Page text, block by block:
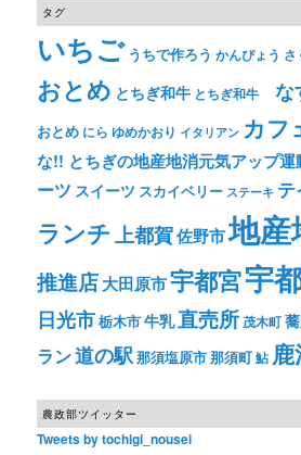
タグ
いちご うちで作ろう かんぴょう さ
おとめ とちぎ和牛 とちぎ和牛 な
おとめ にら ゆめかおり イタリアン カフ
な!! とちぎの地産地消元気アップ運
ーツ スイーツ スカイベリー ステーキ テ
ランチ上都賀佐野市地産
推進店大田原市宇都宮宇
日光市栃木市牛乳直売所 茂木町
ラン道の駅那須塩原市那須町鮎
農政部ツイッター
Tweets by tochigi_nousei